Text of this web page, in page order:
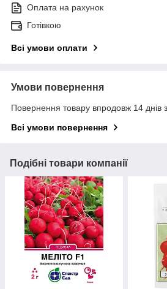
Оплата на рахунок
Готівкою
Всі умови оплати
Умови повернення
Повернення товару впродовж 14 днів
Всі умови повернення
Подібні товари компанії